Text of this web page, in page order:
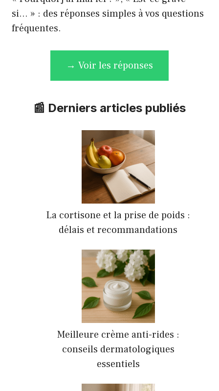
si… » : des réponses simples à vos questions
fréquentes.
→ Voir les réponses
📰 Derniers articles publiés
La cortisone et la prise de poids :
délais et recommandations
Meilleure crème anti-rides :
conseils dermatologiques
essentiels